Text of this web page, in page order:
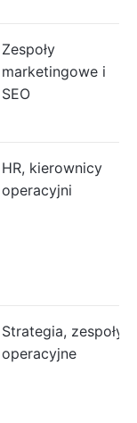
Zespoły
marketingowe i
SEO
HR, kierownicy
operacyjni
Strategia, zespoły
operacyjne